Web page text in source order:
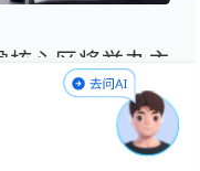
核心区将举办主
。昆明交警明确
、5月1日